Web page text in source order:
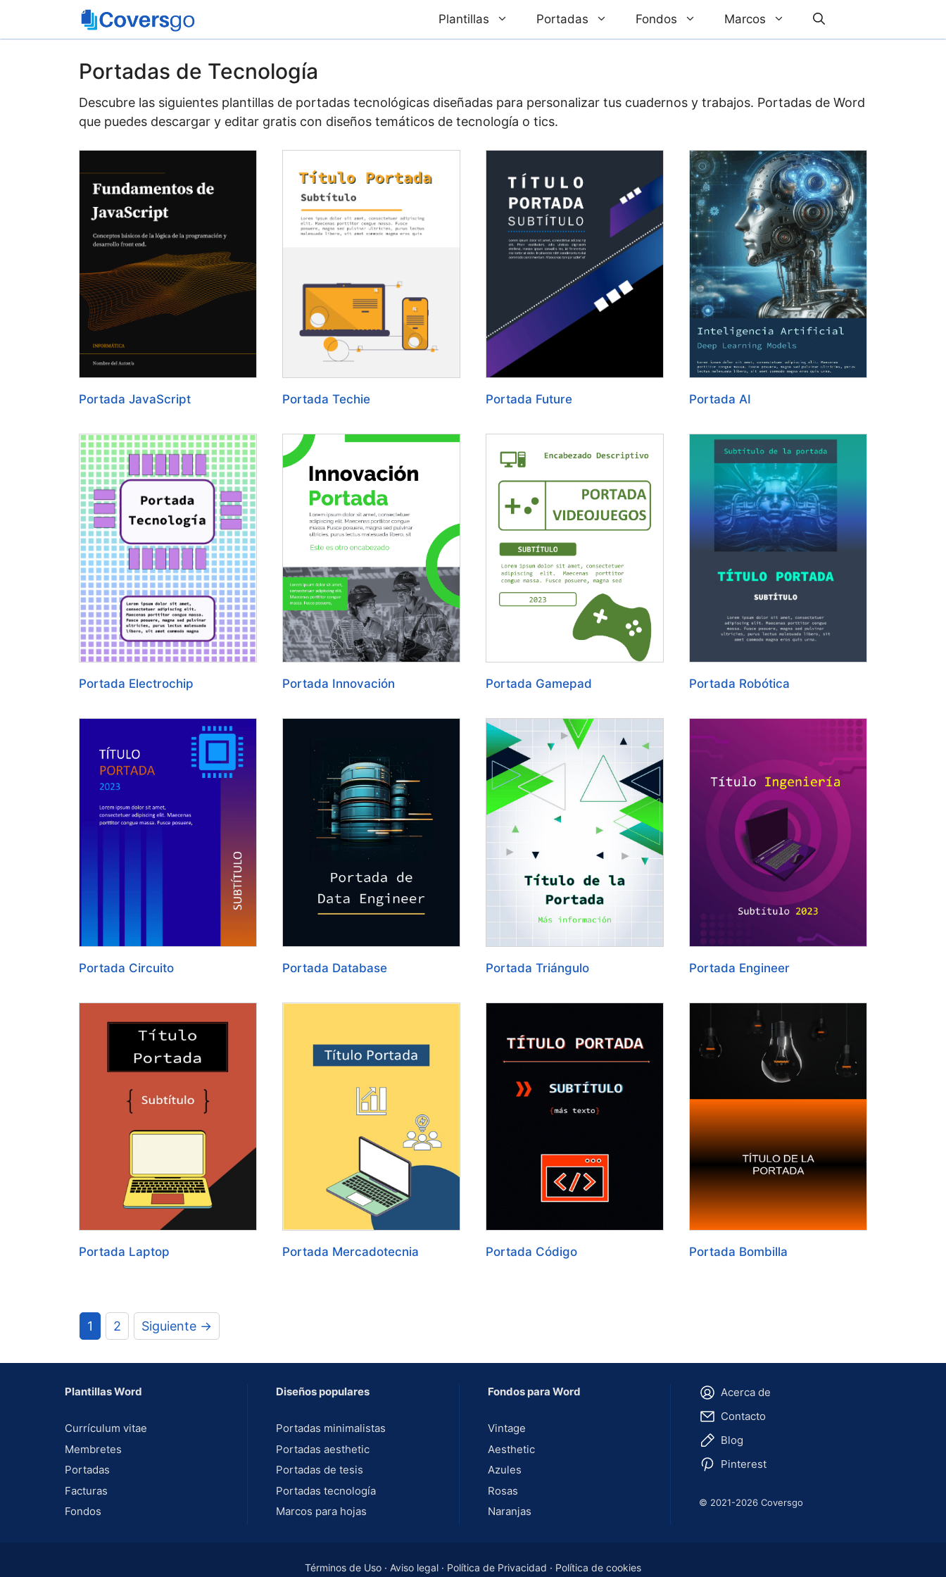
Plantillas Portadas Fondos Marcos
Portadas de Tecnología
Descubre las siguientes plantillas de portadas tecnológicas diseñadas para personalizar tus cuadernos y trabajos. Portadas de Word
que puedes descargar y editar gratis con diseños temáticos de tecnología o tics.
Portada JavaScript Portada Techie Portada Future Portada AI
Portada Electrochip Portada Innovación Portada Gamepad Portada Robótica
Portada Circuito Portada Database Portada Triángulo Portada Engineer
Portada Laptop Portada Mercadotecnia Portada Código Portada Bombilla
1 2 Siguiente →
Plantillas Word
Currículum vitae
Membretes
Portadas
Facturas
Fondos
Diseños populares
Portadas minimalistas
Portadas aesthetic
Portadas de tesis
Portadas tecnología
Marcos para hojas
Fondos para Word
Vintage
Aesthetic
Azules
Rosas
Naranjas
Acerca de
Contacto
Blog
Pinterest
© 2021-2026 Coversgo
Términos de Uso · Aviso legal · Política de Privacidad · Política de cookies